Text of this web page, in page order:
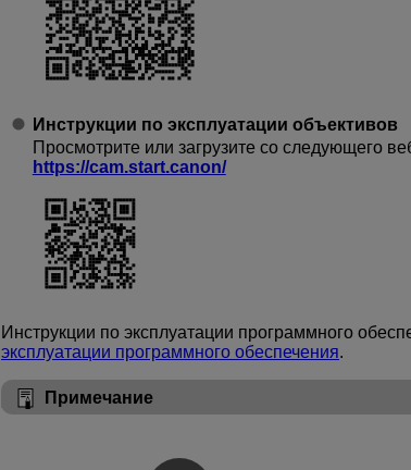
Инструкции по эксплуатации объективов
Просмотрите или загрузите со следующего
https://cam.start.canon/
Инструкции по эксплуатации программного
эксплуатации программного обеспечения.
Примечание